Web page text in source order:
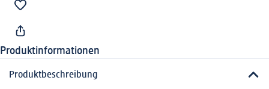
Produktinformationen
Produktbeschreibung